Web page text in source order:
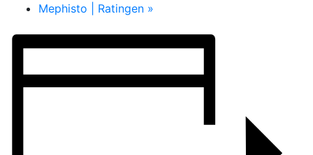
Mephisto | Ratingen »